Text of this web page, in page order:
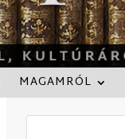
MAGAMRÓL